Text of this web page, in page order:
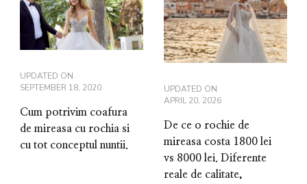
UPDATED ON
SEPTEMBER 18, 2020
Cum potrivim coafura
de mireasa cu rochia si
cu tot conceptul nuntii.
UPDATED ON
APRIL 20, 2026
De ce o rochie de
mireasa costa 1800 lei
vs 8000 lei. Diferente
reale de calitate,